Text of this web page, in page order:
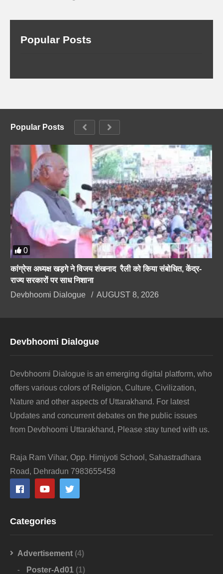
Popular Posts
Popular Posts
0
कांग्रेस अध्यक्ष खड़गे ने विजय शंखनाद रैली को किया संबोधित, केंद्र-
राज्य सरकारों पर साध निशाना
Devbhoomi Dialogue
AUGUST 8, 2026
Devbhoomi Dialogue
Devbhoomi Dialogue is an emerging digital platform, who
offers various colors of Religion, Culture, Civilization,
Nature and other aspects of Uttarakhand. For latest
Updates and concurrent debates on the public issues
from Devbhoomi Uttarakhand, Please stay tuned with us.
Raja Ram Vihar, Opp. Himjyoti School, Sahastradhara
Road, Dehradun 7983655458
Categories
Advertisement (4)
Poster-Ad01 (1)